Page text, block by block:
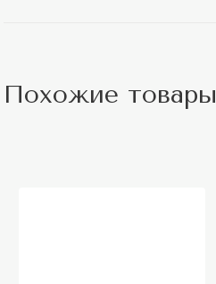
Похожие товары